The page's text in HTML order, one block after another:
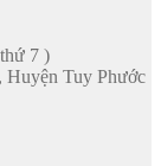
7 )
Huyện Tuy Phước